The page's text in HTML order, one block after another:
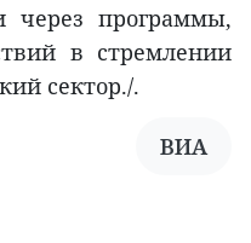
через программы,
в стремлении
сектор./.
ВИА